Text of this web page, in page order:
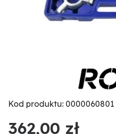
Kod produktu: 0000060801
362,00 zł